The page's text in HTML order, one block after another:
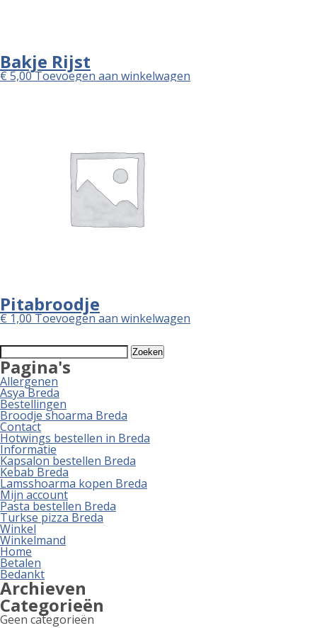
Bakje Rijst
€5,00Toevoegen aan winkelwagen
Pitabroodje
€1,00Toevoegen aan winkelwagen
Zoeken
naar:
Pagina's
Allergenen
Asya Breda
Bestellingen
Broodje shoarma Breda
Contact
Hotwings bestellen in Breda
Informatie
Kapsalon bestellen Breda
Kebab Breda
Lamsshoarma kopen Breda
Mijn account
Pasta bestellen Breda
Turkse pizza Breda
Winkel
Winkelmand
Home
Betalen
Bedankt
Archieven
Categorieën
Geen categorieën